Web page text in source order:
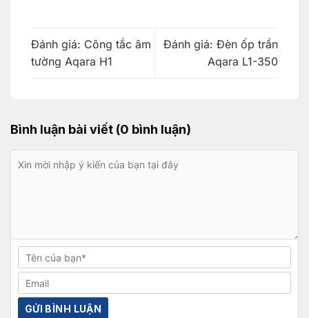
Đánh giá: Công tắc âm
tường Aqara H1
Đánh giá: Đèn ốp trần
Aqara L1-350
Bình luận bài viết (0 bình luận)